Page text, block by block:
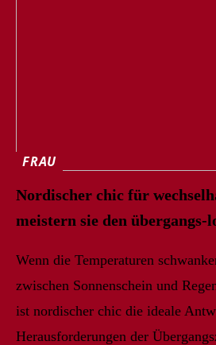
FRAU
Nordischer chic für
meistern sie den
Wenn die Temperaturen
zwischen Sonnenschein und
ist nordischer chic die ideale
Herausforderungen der